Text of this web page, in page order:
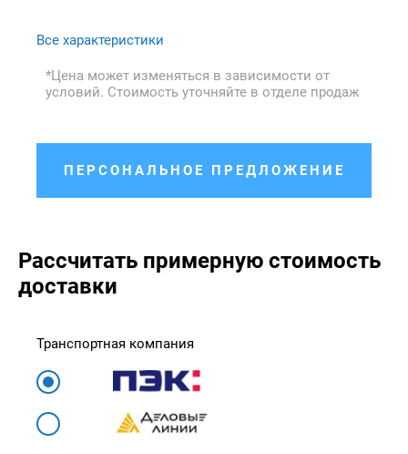
Все характеристики
*Цена может изменяться в зависимости от
условий. Стоимость уточняйте в отделе продаж
ПЕРСОНАЛЬНОЕ ПРЕДЛОЖЕНИЕ
Рассчитать примерную стоимость
доставки
Транспортная компания